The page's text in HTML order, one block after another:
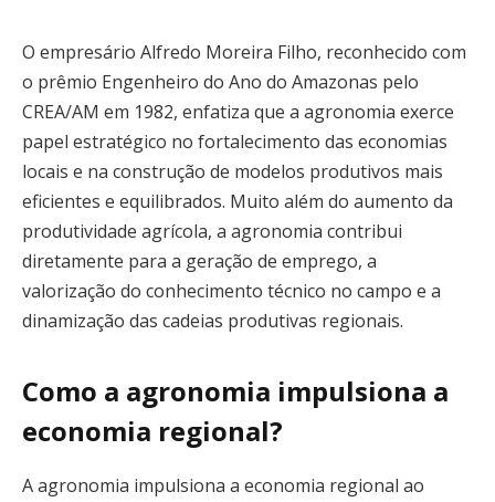
O empresário Alfredo Moreira Filho, reconhecido com
o prêmio Engenheiro do Ano do Amazonas pelo
CREA/AM em 1982, enfatiza que a agronomia exerce
papel estratégico no fortalecimento das economias
locais e na construção de modelos produtivos mais
eficientes e equilibrados. Muito além do aumento da
produtividade agrícola, a agronomia contribui
diretamente para a geração de emprego, a
valorização do conhecimento técnico no campo e a
dinamização das cadeias produtivas regionais.
Como a agronomia impulsiona a
economia regional?
A agronomia impulsiona a economia regional ao